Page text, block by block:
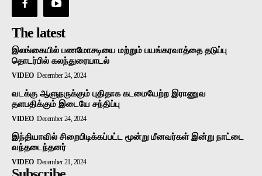
The latest
இலங்கையில் பணமோசடியை மற்றும் பயங்கரவாத்தை தடுப்பு
தொடர்பில் கலந்துரையாடல்
VIDEO December 24, 2024
வடக்கு ஆளுநருக்கும் புதிதாக கடமையேற்ற இராணுவ
தளபதிக்கும் இடையே சந்திப்பு
VIDEO December 24, 2024
இந்தியாவில் சிறைபிடிக்கப்பட்ட மூன்று மீனவர்கள் இன்று நாட்டை
வந்தடைந்தனர்
VIDEO December 21, 2024